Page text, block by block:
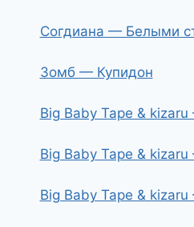
Согдиана — Белыми
Зомб — Купидон
Big Baby Tape &
Big Baby Tape &
Big Baby Tape &